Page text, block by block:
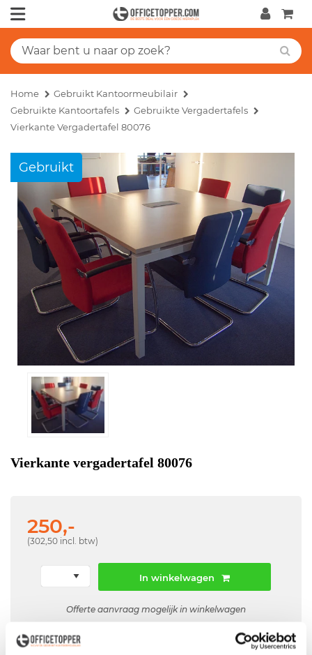
Home
Gebruikt Kantoormeubilair
Gebruikte Kantoortafels
Gebruikte Vergadertafels
Vierkante Vergadertafel 80076
Gebruikt
Vierkante vergadertafel 80076
250,-
(302,50 incl. btw)
In winkelwagen
Offerte aanvraag mogelijk in winkelwagen
Niet leverbaar